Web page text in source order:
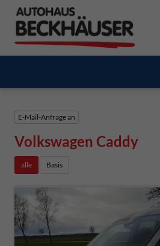
E-Mail-Anfrage an
Volkswagen Caddy
alle Basis